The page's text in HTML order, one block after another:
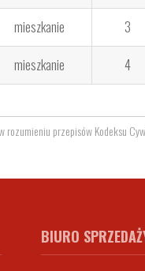
mieszkanie 3
mieszkanie 4
przepisów Kodeksu
BIURO